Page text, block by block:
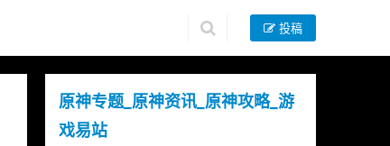
投稿
原神专题_原神资讯_原神攻略_游
戏易站